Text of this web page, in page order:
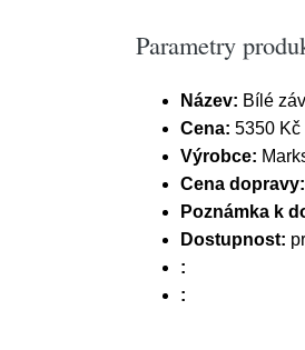
Parametry
Název: Bílé
Cena: 5350 Kč
Výrobce:
Cena dopravy:
Poznámka k
Dostupnost:
:
: